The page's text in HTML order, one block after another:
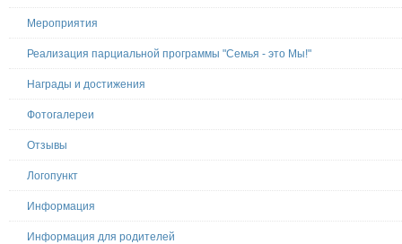
Мероприятия
Реализация парциальной программы "Семья - это Мы!"
Награды и достижения
Фотогалереи
Отзывы
Логопункт
Информация
Информация для родителей